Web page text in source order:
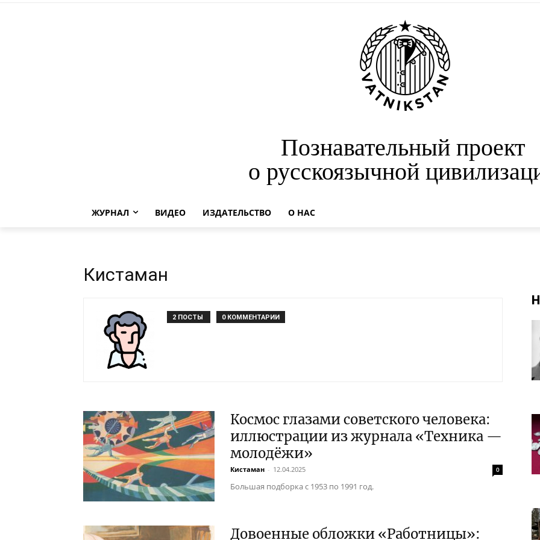
Познавательный проект
о русскоязычной
ЖУРНАЛ ВИДЕО ИЗДАТЕЛЬСТВО О НАС
Кистаман
2 ПОСТЫ 0 КОММЕНТАРИИ
Космос глазами советского человека:
иллюстрации из журнала «Техника —
молодёжи»
Кистаман - 12.04.2025 0
Большая подборка с 1953 по 1991 год.
Довоенные обложки «Работницы»: